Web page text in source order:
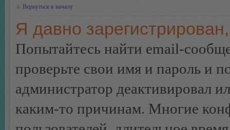
Вернуться к началу
Я давно
Попытайтесь найти email-
проверьте свои имя и пароль и
администратор деактивировал
каким-то причинам. Многие